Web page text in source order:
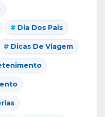
Dia Dos Pais
Dicas De Viagem